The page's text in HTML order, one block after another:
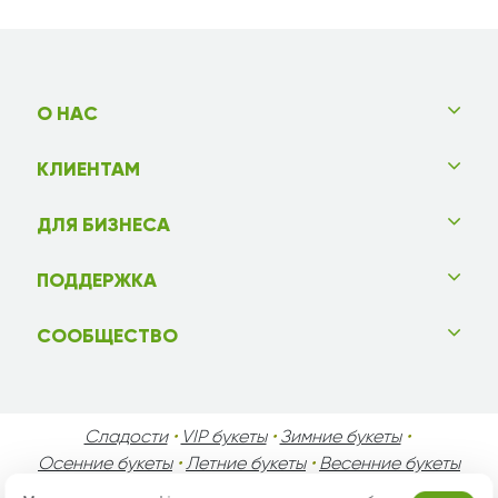
О НАС
КЛИЕНТАМ
ДЛЯ БИЗНЕСА
ПОДДЕРЖКА
СООБЩЕСТВО
Сладости• VIP букеты• Зимние букеты•
Осенние букеты•Летние букеты• Весенние букеты
•